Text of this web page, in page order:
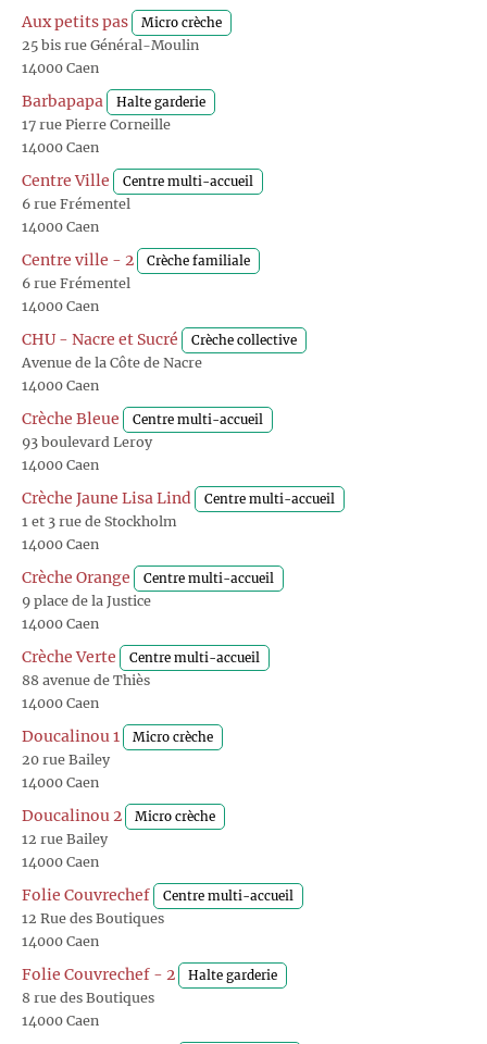
Aux petits pas Micro crèche
25 bis rue Général-Moulin
14000 Caen
Barbapapa Halte garderie
17 rue Pierre Corneille
14000 Caen
Centre Ville Centre multi-accueil
6 rue Frémentel
14000 Caen
Centre ville - 2 Crèche familiale
6 rue Frémentel
14000 Caen
CHU - Nacre et Sucré Crèche collective
Avenue de la Côte de Nacre
14000 Caen
Crèche Bleue Centre multi-accueil
93 boulevard Leroy
14000 Caen
Crèche Jaune Lisa Lind Centre multi-accueil
1 et 3 rue de Stockholm
14000 Caen
Crèche Orange Centre multi-accueil
9 place de la Justice
14000 Caen
Crèche Verte Centre multi-accueil
88 avenue de Thiès
14000 Caen
Doucalinou 1 Micro crèche
20 rue Bailey
14000 Caen
Doucalinou 2 Micro crèche
12 rue Bailey
14000 Caen
Folie Couvrechef Centre multi-accueil
12 Rue des Boutiques
14000 Caen
Folie Couvrechef - 2 Halte garderie
8 rue des Boutiques
14000 Caen